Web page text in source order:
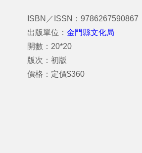
ISBN／ISSN：9786267590867
出版單位：金門縣文化局
開數：20*20
版次：初版
價格：定價$360